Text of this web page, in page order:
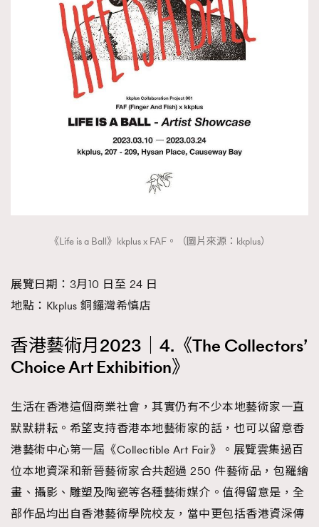
《Life is a Ball》kkplus x FAF。（圖片來源：kkplus）
展覽日期：3月10 日至 24 日
地點：Kkplus 銅鑼灣希慎店
香港藝術月2023｜4.《The Collectors’
Choice Art Exhibition》
生活在香港這個商業社會，其實仍有不少本地藝術家一直
默默耕耘。希望支持香港本地藝術家的話，也可以留意香
港藝術中心第一屆《Collectible Art Fair》。展覽雲集過百
位本地資深和新晉藝術家合共超過 250 件藝術品，包羅繪
畫、攝影、雕塑及陶瓷等各種藝術媒介。值得留意是，全
部作品均出自香港藝術學院校友，當中更包括香港資深傳